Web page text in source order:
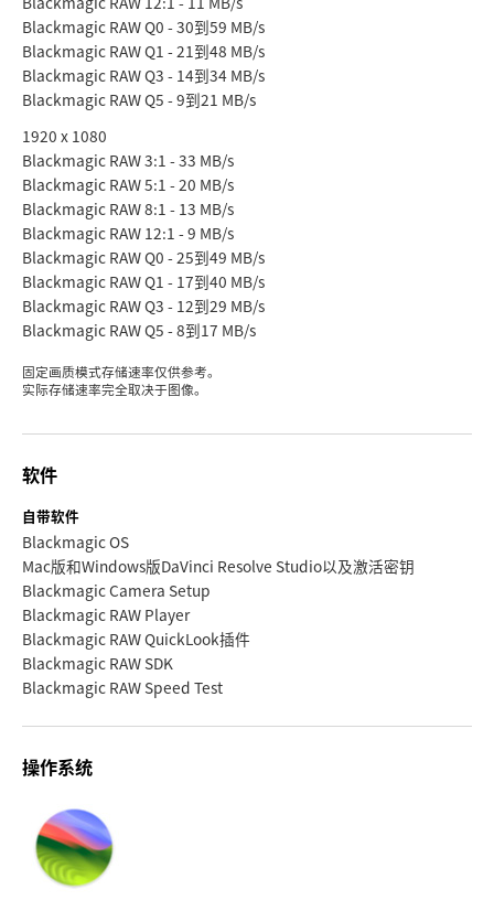
Blackmagic RAW Q0 - 30到59 MB/s
Blackmagic RAW Q1 - 21到48 MB/s
Blackmagic RAW Q3 - 14到34 MB/s
Blackmagic RAW Q5 - 9到21 MB/s
1920 x 1080
Blackmagic RAW 3:1 - 33 MB/s
Blackmagic RAW 5:1 - 20 MB/s
Blackmagic RAW 8:1 - 13 MB/s
Blackmagic RAW 12:1 - 9 MB/s
Blackmagic RAW Q0 - 25到49 MB/s
Blackmagic RAW Q1 - 17到40 MB/s
Blackmagic RAW Q3 - 12到29 MB/s
Blackmagic RAW Q5 - 8到17 MB/s
固定画质模式存储速率仅供参考。
实际存储速率完全取决于图像。
软件
自带软件
Blackmagic OS
Mac版和Windows版DaVinci Resolve Studio以及激活密钥
Blackmagic Camera Setup
Blackmagic RAW Player
Blackmagic RAW QuickLook插件
Blackmagic RAW SDK
Blackmagic RAW Speed Test
操作系统